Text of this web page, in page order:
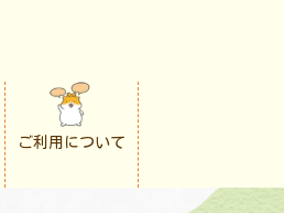
ご利用について